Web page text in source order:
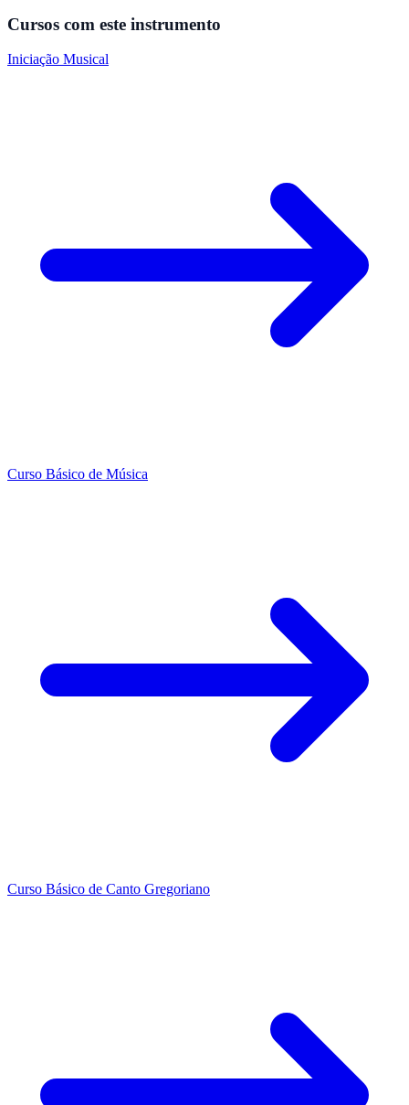
Cursos com este instrumento
Iniciação Musical
Curso Básico de Música
Curso Básico de Canto Gregoriano